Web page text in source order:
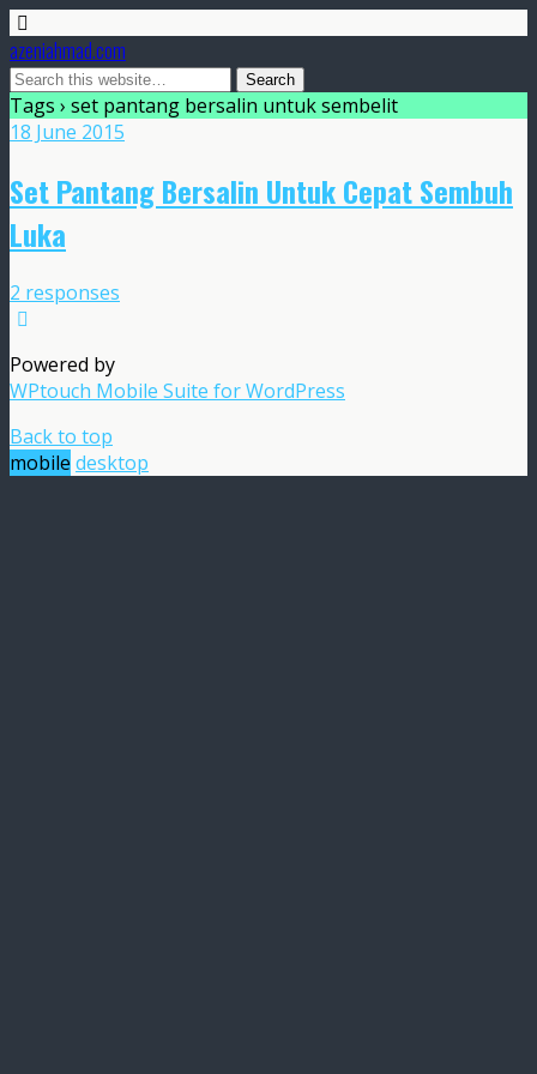
azeniahmad.com
Tags › set pantang bersalin untuk sembelit
18 June 2015
Set Pantang Bersalin Untuk Cepat Sembuh
Luka
2 responses
Powered by
WPtouch Mobile Suite for WordPress
Back to top
mobile desktop